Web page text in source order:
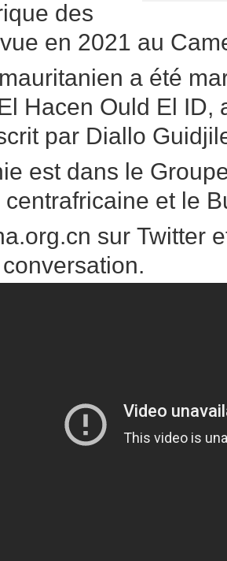
des
en 2021 au
a été
Hacen Ould El ID,
par Diallo
est dans le
et le
sur Twitter